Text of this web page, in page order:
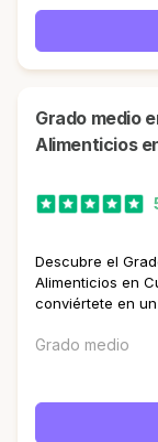
Grado medio en Elaboración de Productos
Alimenticios
Descubre el
Alimenticios en
conviértete en
Grado medio